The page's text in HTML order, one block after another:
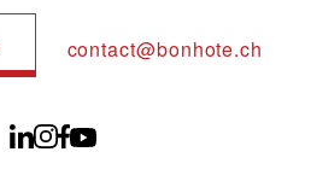
contact@bonhote.ch